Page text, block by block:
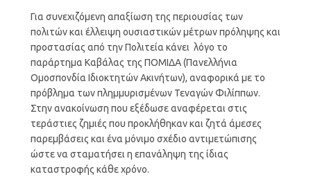
Για συνεχιζόμενη απαξίωση της περιουσίας των
πολιτών και έλλειψη ουσιαστικών μέτρων πρόληψης και
προστασίας από την Πολιτεία κάνει λόγο το
παράρτημα Καβάλας της ΠΟΜΙΔΑ (Πανελλήνια
Ομοσπονδία Ιδιοκτητών Ακινήτων), αναφορικά με το
πρόβλημα των πλημμυρισμένων Τεναγών Φιλίππων.
Στην ανακοίνωση που εξέδωσε αναφέρεται στις
τεράστιες ζημιές που προκλήθηκαν και ζητά άμεσες
παρεμβάσεις και ένα μόνιμο σχέδιο αντιμετώπισης
ώστε να σταματήσει η επανάληψη της ίδιας
καταστροφής κάθε χρόνο.